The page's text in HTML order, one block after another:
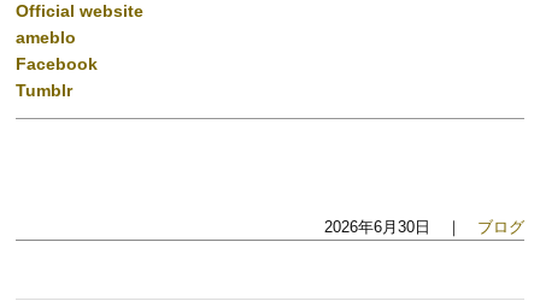
Official website
ameblo
Facebook
Tumblr
2026年6月30日 ｜ ブログ